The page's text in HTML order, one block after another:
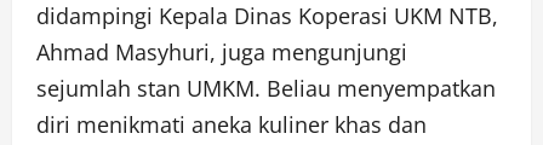
didampingi Kepala Dinas Koperasi UKM NTB,
Ahmad Masyhuri, juga mengunjungi
sejumlah stan UMKM. Beliau menyempatkan
diri menikmati aneka kuliner khas dan